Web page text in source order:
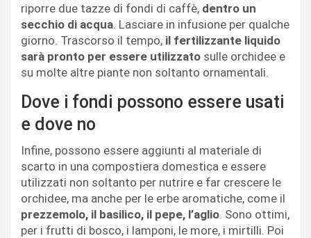
riporre due tazze di fondi di caffè, dentro un
secchio di acqua. Lasciare in infusione per qualche
giorno. Trascorso il tempo, il fertilizzante liquido
sarà pronto per essere utilizzato sulle orchidee e
su molte altre piante non soltanto ornamentali.
Dove i fondi possono essere usati
e dove no
Infine, possono essere aggiunti al materiale di
scarto in una compostiera domestica e essere
utilizzati non soltanto per nutrire e far crescere le
orchidee, ma anche per le erbe aromatiche, come il
prezzemolo, il basilico, il pepe, l’aglio. Sono ottimi,
per i frutti di bosco, i lamponi, le more, i mirtilli. Poi